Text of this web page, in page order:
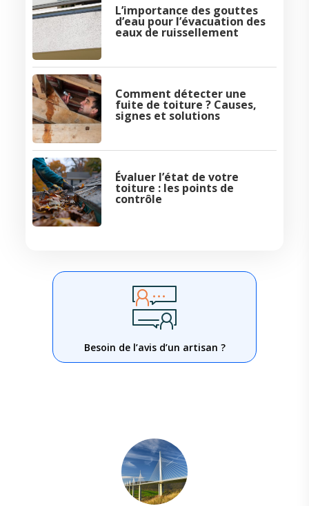
L’importance des gouttes
d’eau pour l’évacuation des
eaux de ruissellement
Comment détecter une
fuite de toiture ? Causes,
signes et solutions
Évaluer l’état de votre
toiture : les points de
contrôle
Besoin de l’avis d’un artisan ?